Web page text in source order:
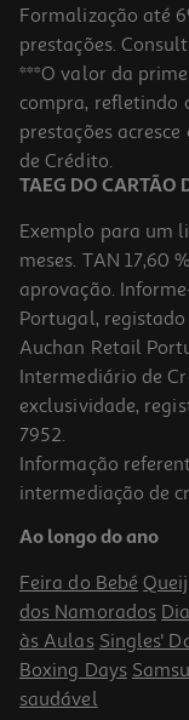
Máquina De Lavar
8kg
429.99 €/un
429,99 €
Máquina De Lavar
10% 8kg
399.99 €/un
399,99 €
Formalização até
prestações.
***O valor da
compra, refletindo
prestações
de Crédito.
TAEG DO CARTÃO
Exemplo para um
meses. TAN 17,60
aprovação.
Portugal, registado
Auchan Retail
Intermediário de
exclusividade,
7952.
Informação
intermediação de
Ao longo do ano
Feira do Bebé
dos Namorados
às Aulas Singles'
Boxing Days
saudável